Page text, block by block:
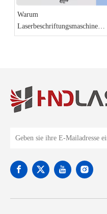
Warum
Laserbeschriftungsmaschinen
die Zukunft der Fertigung sind